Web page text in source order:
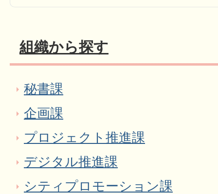
組織から探す
秘書課
企画課
プロジェクト推進課
デジタル推進課
シティプロモーション課